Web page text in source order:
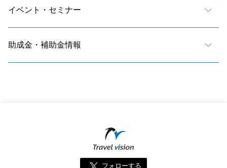
イベント・セミナー
助成金・補助金情報
フォローする